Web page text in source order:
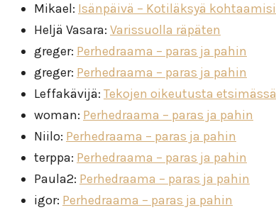
Mikael: Isänpäivä – Kotiläksyä
Heljä Vasara: Varissuolla räpäten
greger: Perhedraama – paras ja pahin
greger: Perhedraama – paras ja pahin
Leffakävijä: Tekojen oikeutusta etsimässä
woman: Perhedraama – paras ja pahin
Niilo: Perhedraama – paras ja pahin
terppa: Perhedraama – paras ja pahin
Paula2: Perhedraama – paras ja pahin
igor: Perhedraama – paras ja pahin